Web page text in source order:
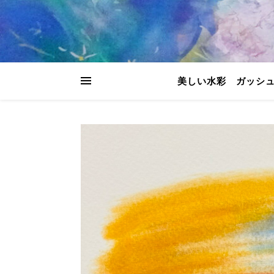
美しい水彩 ガッシ